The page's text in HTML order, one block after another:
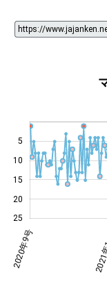
10
25
20
15
5
2020年9号
8号
8号
7号
11号
14号
16号
12号
16号
19号